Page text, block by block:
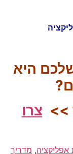
היא
>> צרו
אפליקציה, מדריך